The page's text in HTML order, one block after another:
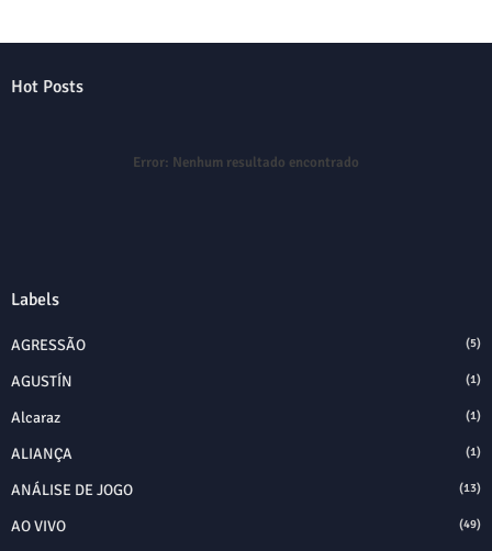
Hot Posts
Error: Nenhum resultado encontrado
Labels
AGRESSÃO (5)
AGUSTÍN (1)
Alcaraz (1)
ALIANÇA (1)
ANÁLISE DE JOGO (13)
AO VIVO (49)